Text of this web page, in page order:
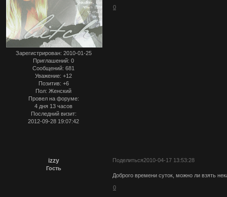
Зарегистрирован: 2010-01-25
Приглашений: 0
Сообщений: 681
Уважение: +12
Позитив: +6
Пол: Женский
Провел на форуме:
4 дня 13 часов
Последний визит:
2012-09-28 19:07:42
0
Поделиться2010-04-17 13:53:28
izzy
Гость
Доброго времени суток, можно ли взять
0